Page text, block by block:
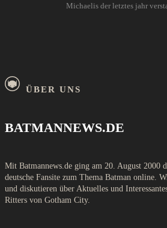
Michaelis der letztes jahr
ÜBER UNS
BATMANNEWS.DE
Mit Batmannews.de ging am 20. August 2000
deutsche Fansite zum Thema Batman online.
und diskutieren über Aktuelles und
Ritters von Gotham City.